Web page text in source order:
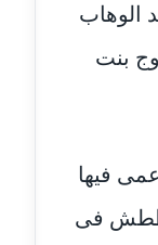
الوهاب
بنت
فيها
فى